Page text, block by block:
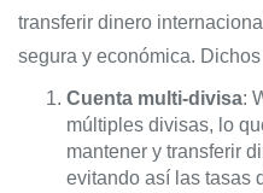
transferir dinero
segura y económica.
Cuenta multi-divisa:
múltiples divisas, lo
mantener y transferir
evitando así las tasas